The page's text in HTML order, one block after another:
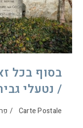
בסוף בכל
/ נטעלי
Carte Postale
/